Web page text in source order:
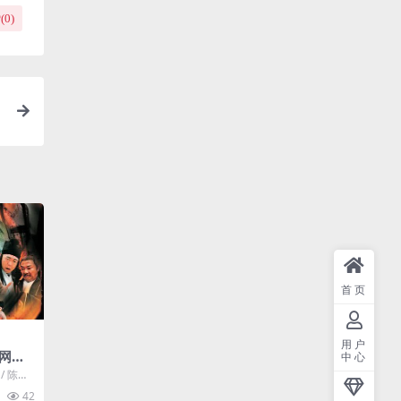
0)
盘
语
陈丽
42
首页
用户
中心